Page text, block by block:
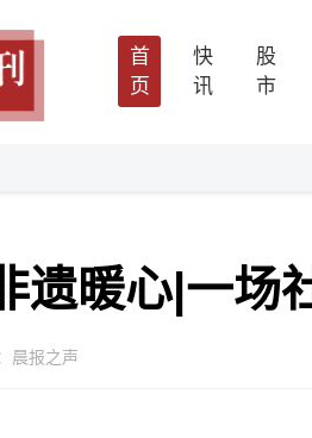
首
页
快
讯
股
市
遗暖心|一场
晨报之声